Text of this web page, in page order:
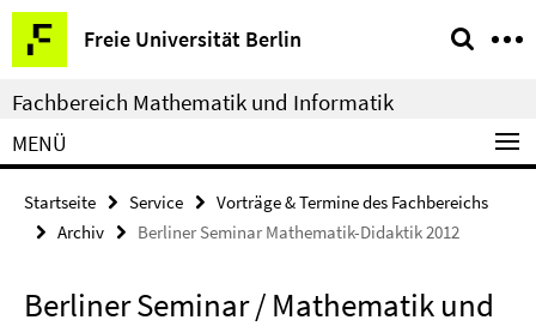
Springe
direkt
zu
Inhalt
Freie Universität Berlin
Service-
Navigation
Fachbereich Mathematik und Informatik
MENÜ
Startseite Service
Vorträge & Termine des Fachbereichs
Archiv
Berliner Seminar Mathematik-Didaktik 2012
Berliner Seminar / Mathematik und